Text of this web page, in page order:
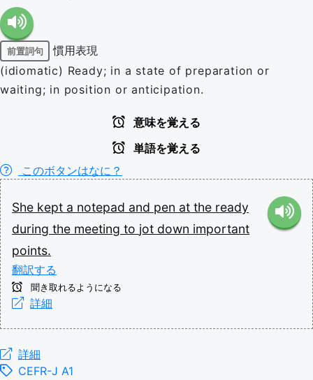
前置詞句
慣用表現
(idiomatic) Ready; in a state of preparation or
waiting; in position or anticipation.
意味を覚える
単語を覚える
このボタンはなに？
She kept a notepad and pen at the ready
during the meeting to jot down important
points.
翻訳する
聞き取れるようになる
詳細
詳細
CEFR-J A1